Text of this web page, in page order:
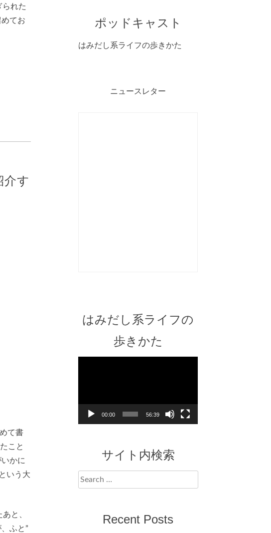
れた
てお
す
て書
こと
かに
いう大
と、
ふと”
ポッドキャスト
はみだし系ライフの歩きかた
ニュースレター
はみだし系ライフの
歩きかた
00:00 56:39
サイト内検索
Search
for:
Recent Posts